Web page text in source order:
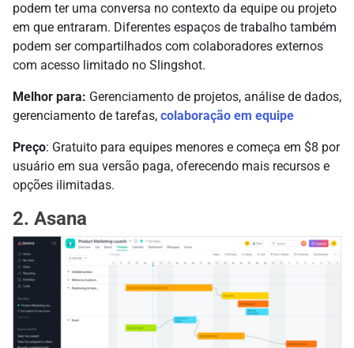
podem ter uma conversa no contexto da equipe ou projeto
em que entraram. Diferentes espaços de trabalho também
podem ser compartilhados com colaboradores externos
com acesso limitado no Slingshot.
Melhor para: Gerenciamento de projetos, análise de dados,
gerenciamento de tarefas, colaboração em equipe
Preço: Gratuito para equipes menores e começa em $8 por
usuário em sua versão paga, oferecendo mais recursos e
opções ilimitadas.
2. Asana